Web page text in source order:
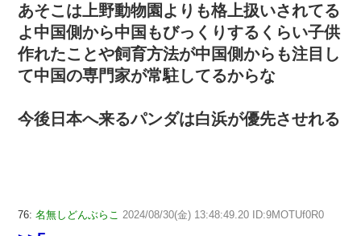
あそこは上野動物園よりも格上扱いされてる
よ中国側から中国もびっくりするくらい子供
作れたことや飼育方法が中国側からも注目し
て中国の専門家が常駐してるからな
今後日本へ来るパンダは白浜が優先させれる
76: 名無しどんぶらこ 2024/08/30(金) 13:48:49.20 ID:9MOTUf0R0